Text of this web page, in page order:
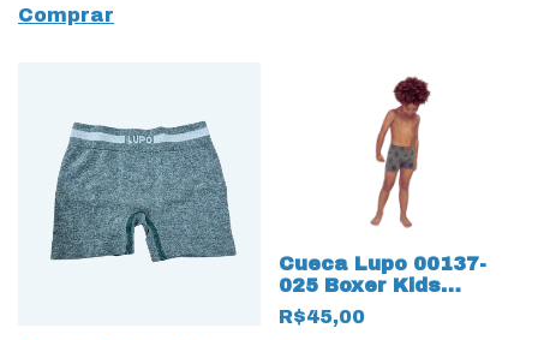
Comprar
Cueca Lupo 00137-
025 Boxer Kids
Infantil 15733 Sem
costura
R$45,00